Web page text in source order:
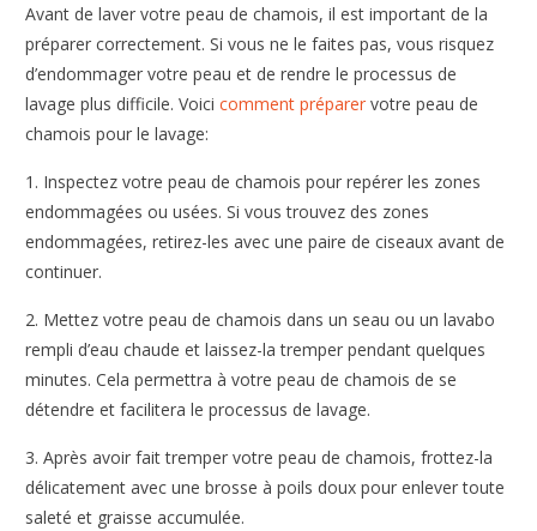
Avant de laver votre peau de chamois, il est important de la
préparer correctement. Si vous ne le faites pas, vous risquez
d’endommager votre peau et de rendre le processus de
lavage plus difficile. Voicicomment préparer votre peau de
chamois pour le lavage:
1. Inspectez votre peau de chamois pour repérer les zones
endommagées ou usées. Si vous trouvez des zones
endommagées, retirez-les avec une paire de ciseaux avant de
continuer.
2. Mettez votre peau de chamois dans un seau ou un lavabo
rempli d’eau chaude et laissez-la tremper pendant quelques
minutes. Cela permettra à votre peau de chamois de se
détendre et facilitera le processus de lavage.
3. Après avoir fait tremper votre peau de chamois, frottez-la
délicatement avec une brosse à poils doux pour enlever toute
saleté et graisse accumulée.